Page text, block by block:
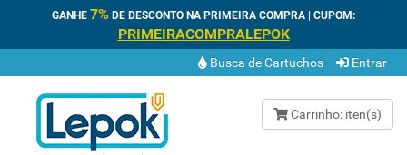
GANHE 7% DE DESCONTO NA PRIMEIRA COMPRA | CUPOM:
PRIMEIRACOMPRALEPOK
Busca de Cartuchos Entrar
Carrinho: iten(s)